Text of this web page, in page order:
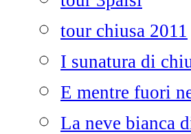
tour chiusa 2011
I sunatura di
E mentre fuori
La neve bianca